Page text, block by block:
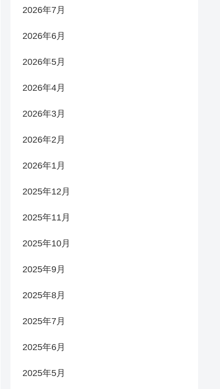
2026年7月
2026年6月
2026年5月
2026年4月
2026年3月
2026年2月
2026年1月
2025年12月
2025年11月
2025年10月
2025年9月
2025年8月
2025年7月
2025年6月
2025年5月